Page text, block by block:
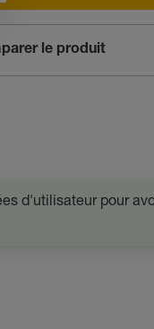
le produit
d'utilisateur pour